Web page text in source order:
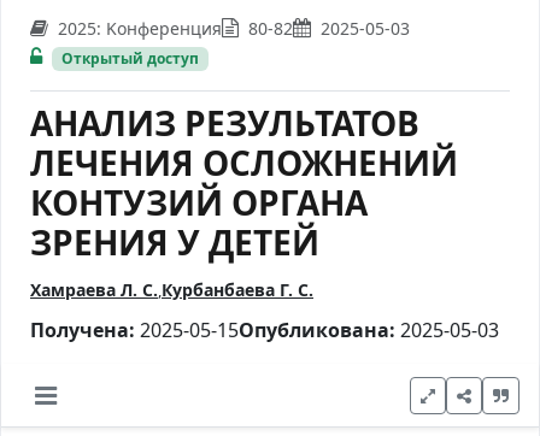
2025: Kонференция
80-82 2025-05-03
Открытый доступ
АНАЛИЗ РЕЗУЛЬТАТОВ
ЛЕЧЕНИЯ ОСЛОЖНЕНИЙ
КОНТУЗИЙ ОРГАНА
ЗРЕНИЯ У ДЕТЕЙ
Хамраева Л. С. Курбанбаева Г. С.
Получена: 2025-05-15Опубликована: 2025-05-03